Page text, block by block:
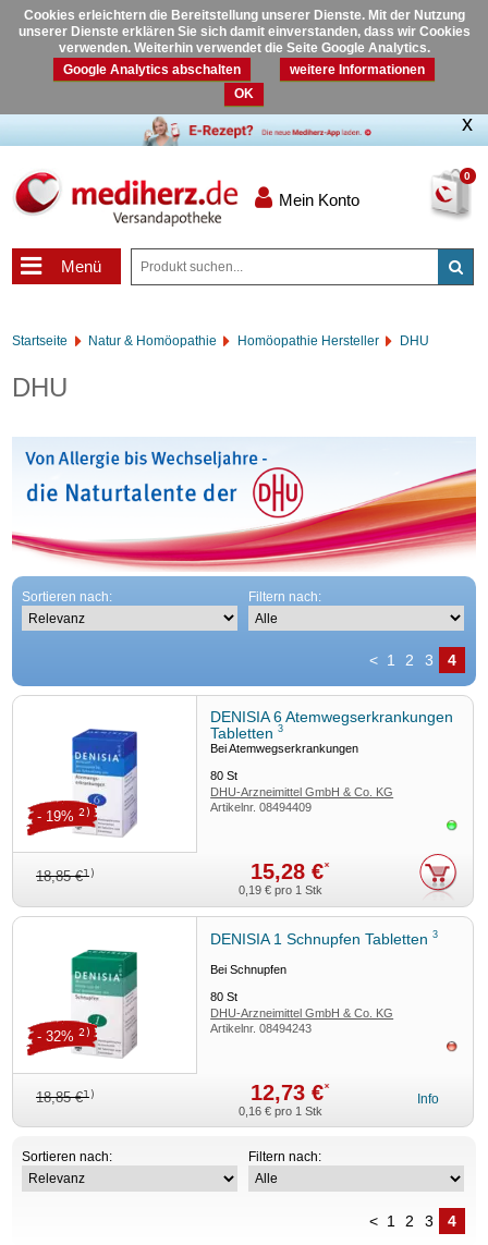
Cookies erleichtern die Bereitstellung unserer Dienste. Mit der Nutzung
unserer Dienste erklären Sie sich damit einverstanden, dass wir Cookies
verwenden. Weiterhin verwendet die Seite Google Analytics.
Google Analytics abschalten
weitere Informationen
OK
0
Mein Konto
Menü
Startseite Natur & Homöopathie Homöopathie Hersteller DHU
DHU
Sortieren nach: Filtern nach:
< 1 2 3 4
DENISIA 6 Atemwegserkrankungen
Tabletten3
Bei Atemwegserkrankungen
80St
DHU-Arzneimittel GmbH & Co. KG
Artikelnr.08494409
18,85 €1) 15,28 €*
- 19% 2)
0,19 € pro 1 Stk
DENISIA 1 Schnupfen Tabletten3
Bei Schnupfen
80St
DHU-Arzneimittel GmbH & Co. KG
Artikelnr.08494243
18,85 €1) 12,73 €*
- 32% 2)
0,16 € pro 1 Stk
Info
Sortieren nach: Filtern nach:
< 1 2 3 4